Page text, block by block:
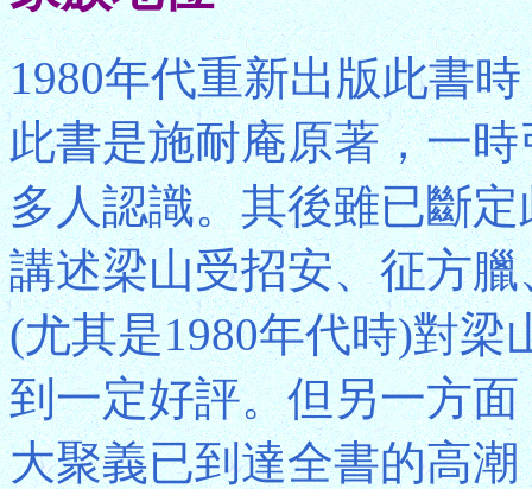
1980年代重新出版此書
此書是施耐庵原著，一
多人認識。其後雖已斷
講述梁山受招安、征方
(尤其是1980年代時)對梁
到一定好評。但另一方
大聚義已到達全書的高